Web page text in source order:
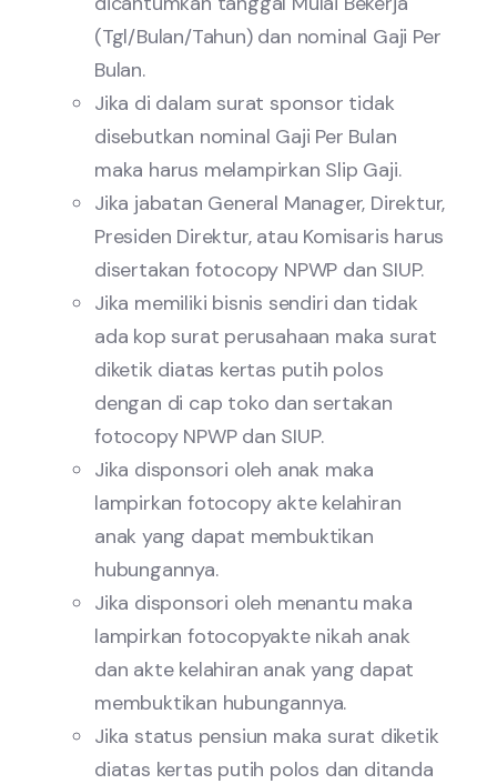
(Tgl/Bulan/Tahun) dan nominal Gaji Per
Bulan.
Jika di dalam surat sponsor tidak
disebutkan nominal Gaji Per Bulan
maka harus melampirkan Slip Gaji.
Jika jabatan General Manager, Direktur,
Presiden Direktur, atau Komisaris harus
disertakan fotocopy NPWP dan SIUP.
Jika memiliki bisnis sendiri dan tidak
ada kop surat perusahaan maka surat
diketik diatas kertas putih polos
dengan di cap toko dan sertakan
fotocopy NPWP dan SIUP.
Jika disponsori oleh anak maka
lampirkan fotocopy akte kelahiran
anak yang dapat membuktikan
hubungannya.
Jika disponsori oleh menantu maka
lampirkan fotocopyakte nikah anak
dan akte kelahiran anak yang dapat
membuktikan hubungannya.
Jika status pensiun maka surat diketik
diatas kertas putih polos dan ditanda